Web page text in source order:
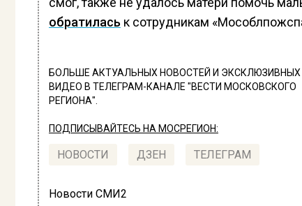
обратилась к сотрудникам
БОЛЬШЕ АКТУАЛЬНЫХ НОВОСТЕЙ И ЭКСКЛЮЗИВНЫХ
ВИДЕО В ТЕЛЕГРАМ-КАНАЛЕ "ВЕСТИ МОСКОВСКОГО
РЕГИОНА".
ПОДПИСЫВАЙТЕСЬ НА МОСРЕГИОН:
НОВОСТИ ДЗЕН ТЕЛЕГРАМ
Новости СМИ2